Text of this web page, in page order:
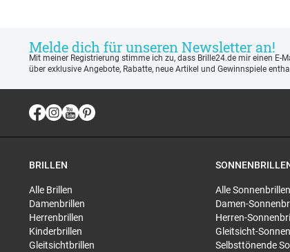
Melde dich für unseren Newsletter an!
Mit meiner Registrierung stimme ich zu, dass Brille24.de mir einen E-
über exklusive Angebote, Rabatte, neue Artikel und Gewinnspiele
BRILLEN
Alle Brillen
Damenbrillen
Herrenbrillen
Kinderbrillen
Gleitsichtbrillen
Alle Sonnenbrillen
Damen-
Herren-
Gleitsicht-
Selbsttönende